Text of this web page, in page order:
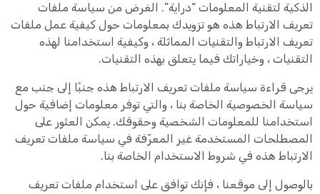
الذكية لتقنية المعلومات “دراية”. الغرض من سياسة ملفات
تعريف الارتباط هذه هو تزويدك بمعلومات حول كيفية عمل ملفات
تعريف الارتباط والتقنيات المماثلة ، وكيفية استخدامنا لهذه
التقنيات ، وخياراتك فيما يتعلق بهذه التقنيات.
يرجى قراءة سياسة ملفات تعريف الارتباط هذه جنبًا إلى جنب مع
سياسة الخصوصية الخاصة بنا ، والتي توفر معلومات إضافية حول
استخدامنا للمعلومات الشخصية وحقوقك. يمكن العثور على
المصطلحات المستخدمة غير المعرّفة في سياسة ملفات تعريف
الارتباط هذه في شروط الاستخدام الخاصة بنا.
بالوصول إلى موقعنا ، فإنك توافق على استخدام ملفات تعريف